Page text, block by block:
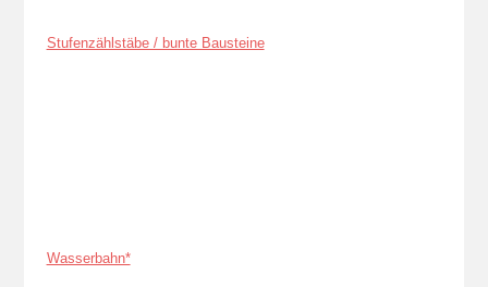
Stufenzählstäbe / bunte Bausteine
Wasserbahn*